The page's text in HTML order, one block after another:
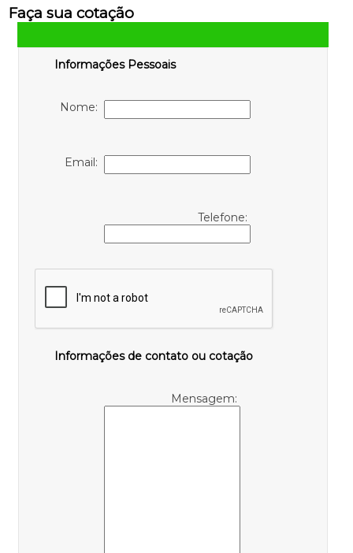
Faça sua cotação
Informações Pessoais
Nome:
Email:
Telefone:
Informações de contato ou cotação
Mensagem: